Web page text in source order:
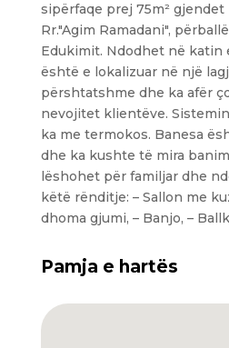
sipërfaqe prej 75m² gjendet
Rr."Agim Ramadani",
Edukimit. Ndodhet në katin
është e lokalizuar në një
përshtatshme dhe ka afër
nevojitet klientëve.
ka me termokos. Banesa
dhe ka kushte të mira
lëshohet për familjar dhe
këtë rënditje: – Sallon me
dhoma gjumi, – Banjo, –
Pamja e hartës